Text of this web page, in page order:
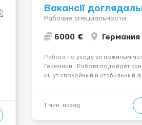
Вакансії
Рабочие специальности
6000 € Германия
Работа по уходу за пожилым
Германии Работа подойдёт
ищут спокойный и стабильный
состояние: В ясному розумі. ...
1 мин. назад